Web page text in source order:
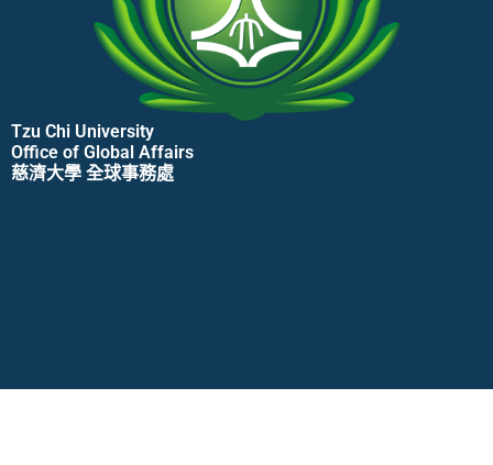
Tzu Chi University
Office of Global Affairs
慈濟大學 全球事務處